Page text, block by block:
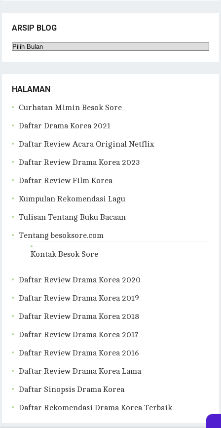
ARSIP BLOG
Arsip
HALAMAN
Curhatan Mimin Besok Sore
Daftar Drama Korea 2021
Daftar Review Acara Original Netflix
Daftar Review Drama Korea 2023
Daftar Review Film Korea
Kumpulan Rekomendasi Lagu
Tulisan Tentang Buku Bacaan
Tentang besoksore.com
Kontak Besok Sore
Daftar Review Drama Korea 2020
Daftar Review Drama Korea 2019
Daftar Review Drama Korea 2018
Daftar Review Drama Korea 2017
Daftar Review Drama Korea 2016
Daftar Review Drama Korea Lama
Daftar Sinopsis Drama Korea
Daftar Rekomendasi Drama Korea Terbaik